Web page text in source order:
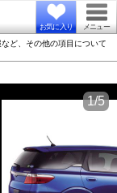
お気に入り メニュー
ど、その他の項目について
1/5